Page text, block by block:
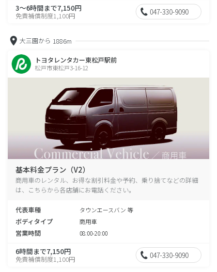
3～6時間まで7,150円
免責補償制度1,100円 047-330-9090
大三園から 1886m
トヨタレンタカー東松戸駅前
松戸市東松戸3-16-12
基本料金プラン（V2）
商用車のレンタル、お得な割引料金や予約、乗り捨てなどの詳細
は、こちらから各店舗にお電話ください。
代表車種 タウンエースバン 等
ボディタイプ 商用車
営業時間 08:00-20:00
6時間まで7,150円
免責補償制度1,100円 047-330-9090